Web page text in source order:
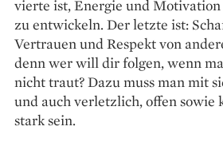
vierte ist, Energie und Motivation
zu entwickeln. Der letzte ist:
Vertrauen und Respekt von
denn wer will dir folgen, wenn
nicht traut? Dazu muss man mit
und auch verletzlich, offen
stark sein.